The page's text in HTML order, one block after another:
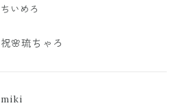
ちいめろ
祝🌸琉ちゃろ
miki